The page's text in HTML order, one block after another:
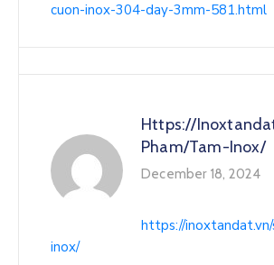
cuon-inox-304-day-3mm-581.html
Https://
Pham/tam-Inox/
December 18, 2024
https://
inox/